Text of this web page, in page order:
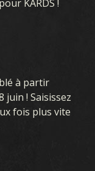
KARDS !
à partir
juin ! Saisissez
fois plus vite